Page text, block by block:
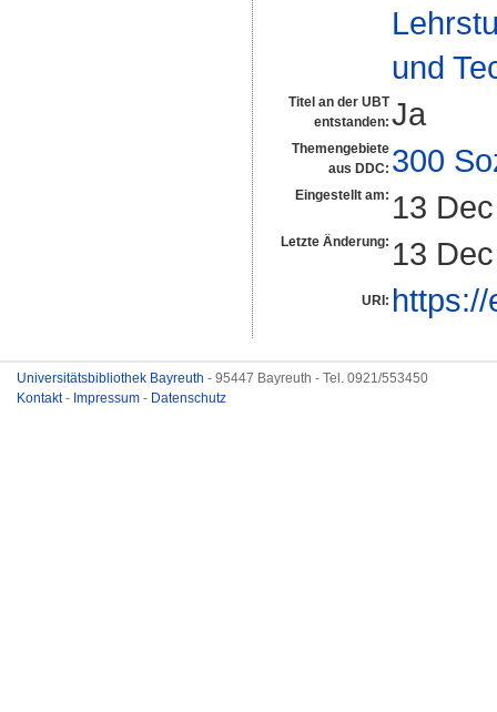
und
Titel an der UBT
entstanden: Ja
Themengebiete
aus DDC: 300
Eingestellt am: 13
Letzte Änderung: 13
URI:
Universitätsbibliothek Bayreuth - 95447 Bayreuth - Tel. 0921/553450
Kontakt- Impressum - Datenschutz